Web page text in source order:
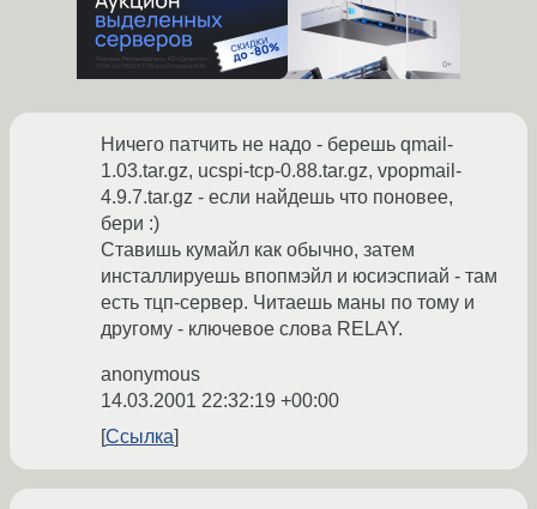
Ничего патчить не надо - берешь qmail-
1.03.tar.gz, ucspi-tcp-0.88.tar.gz, vpopmail-
4.9.7.tar.gz - если найдешь что поновее,
бери :)
Ставишь кумайл как обычно, затем
инсталлируешь впопмэйл и юсиэспиай - там
есть тцп-сервер. Читаешь маны по тому и
другому - ключевое слова RELAY.
anonymous
14.03.2001 22:32:19 +00:00
Ссылка